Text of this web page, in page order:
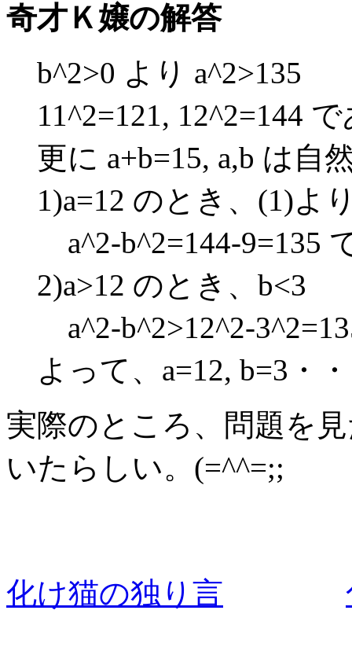
奇才Ｋ嬢の解答
b^2>0 より a^2>135
11^2=121, 12^2=144
更に a+b=15, a,b は自
1)a=12 のとき、(1)よ
a^2-b^2=144-9=135
2)a>12 のとき、b<3
a^2-b^2>12^2-
よって、a=12, b=3・
実際のところ、問題を
いたらしい。(=^^=;;
化け猫の独り言